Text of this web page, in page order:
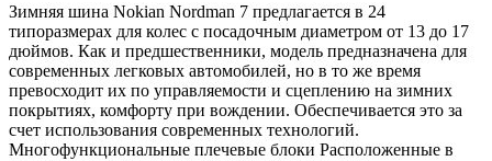
Зимняя шина Nokian Nordman 7 предлагается в 24
типоразмерах для колес с посадочным диаметром от 13 до 17
дюймов. Как и предшественники, модель предназначена для
современных легковых автомобилей, но в то же время
превосходит их по управляемости и сцеплению на зимних
покрытиях, комфорту при вождении. Обеспечивается это за
счет использования современных технологий.
Многофункциональные плечевые блоки Расположенные в